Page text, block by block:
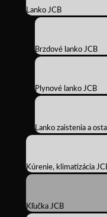
Lanko JCB
Brzdové lanko JCB
Plynové lanko JCB
Lanko zaistenia a
Kúrenie, klimatizácia
Kľučka JCB